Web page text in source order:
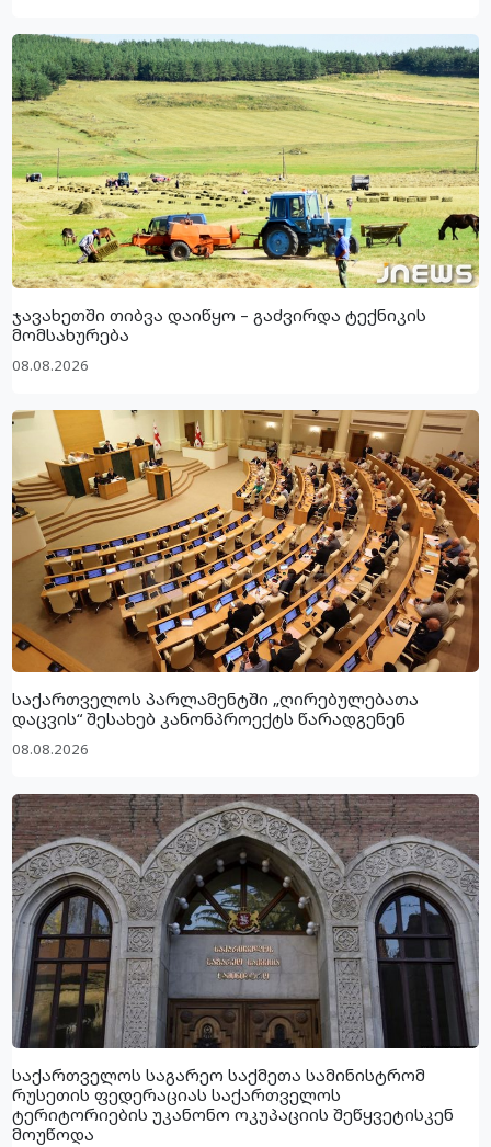
ჯავახეთში თიბვა დაიწყო – გაძვირდა ტექნიკის
მომსახურება
08.08.2026
საქართველოს პარლამენტში „ღირებულებათა
დაცვის“ შესახებ კანონპროექტს წარადგენენ
08.08.2026
საქართველოს საგარეო საქმეთა სამინისტრომ
რუსეთის ფედერაციას საქართველოს
ტერიტორიების უკანონო ოკუპაციის შეწყვეტისკენ
მოუწოდა